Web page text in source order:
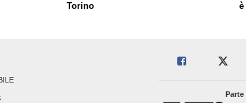
Torino